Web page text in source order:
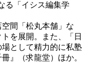
る「イシス編集学
間「松丸本舗」な
を展開。また、「日
として精力的に私塾
』（求龍堂）ほか。